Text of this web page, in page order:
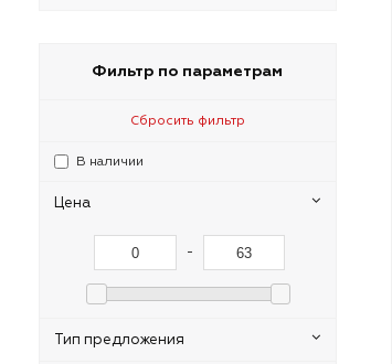
Фильтр по параметрам
Сбросить фильтр
В наличии
Цена
-
Тип предложения